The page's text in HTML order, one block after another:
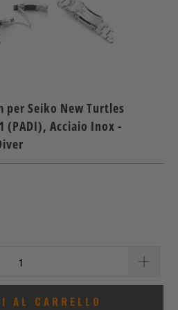
per Seiko New Turtles
(PADI), Acciaio Inox -
AL CARRELLO